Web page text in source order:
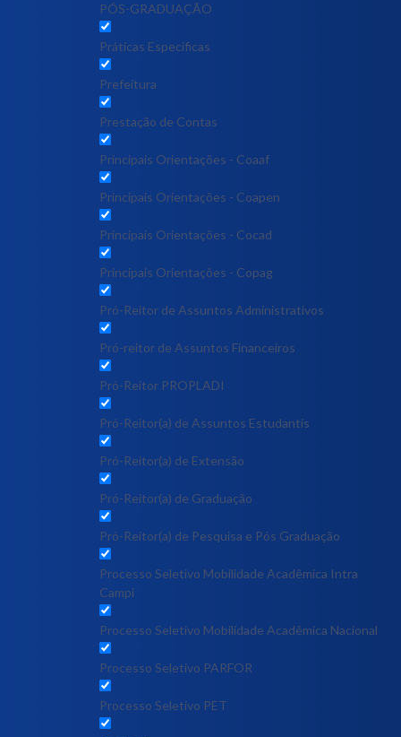
PÓS-GRADUAÇÃO
Práticas Específicas
Prefeitura
Prestação de Contas
Principais Orientações - Coaaf
Principais Orientações - Coapen
Principais Orientações - Cocad
Principais Orientações - Copag
Pró-Reitor de Assuntos Administrativos
Pró-reitor de Assuntos Financeiros
Pró-Reitor PROPLADI
Pró-Reitor(a) de Assuntos Estudantis
Pró-Reitor(a) de Extensão
Pró-Reitor(a) de Graduação
Pró-Reitor(a) de Pesquisa e Pós Graduação
Processo Seletivo Mobilidade Acadêmica Intra
Campi
Processo Seletivo Mobilidade Acadêmica Nacional
Processo Seletivo PARFOR
Processo Seletivo PET